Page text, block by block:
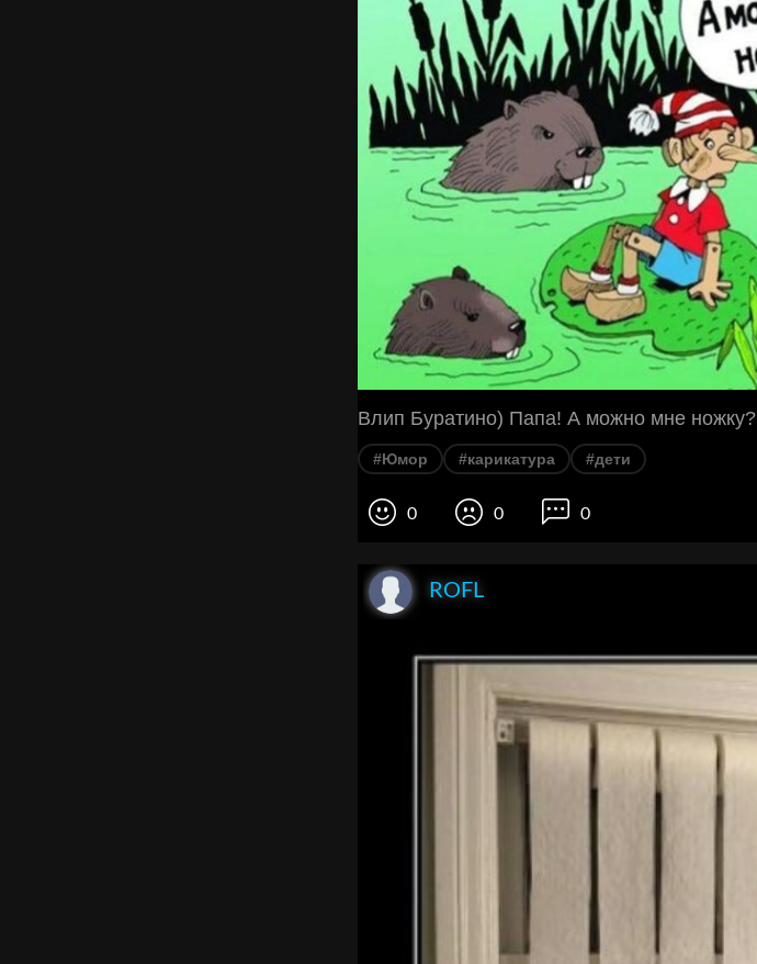
Влип Буратино) Папа! А можно мне ножку?
#Юмор #карикатура #дети
0 0 0
ROFL